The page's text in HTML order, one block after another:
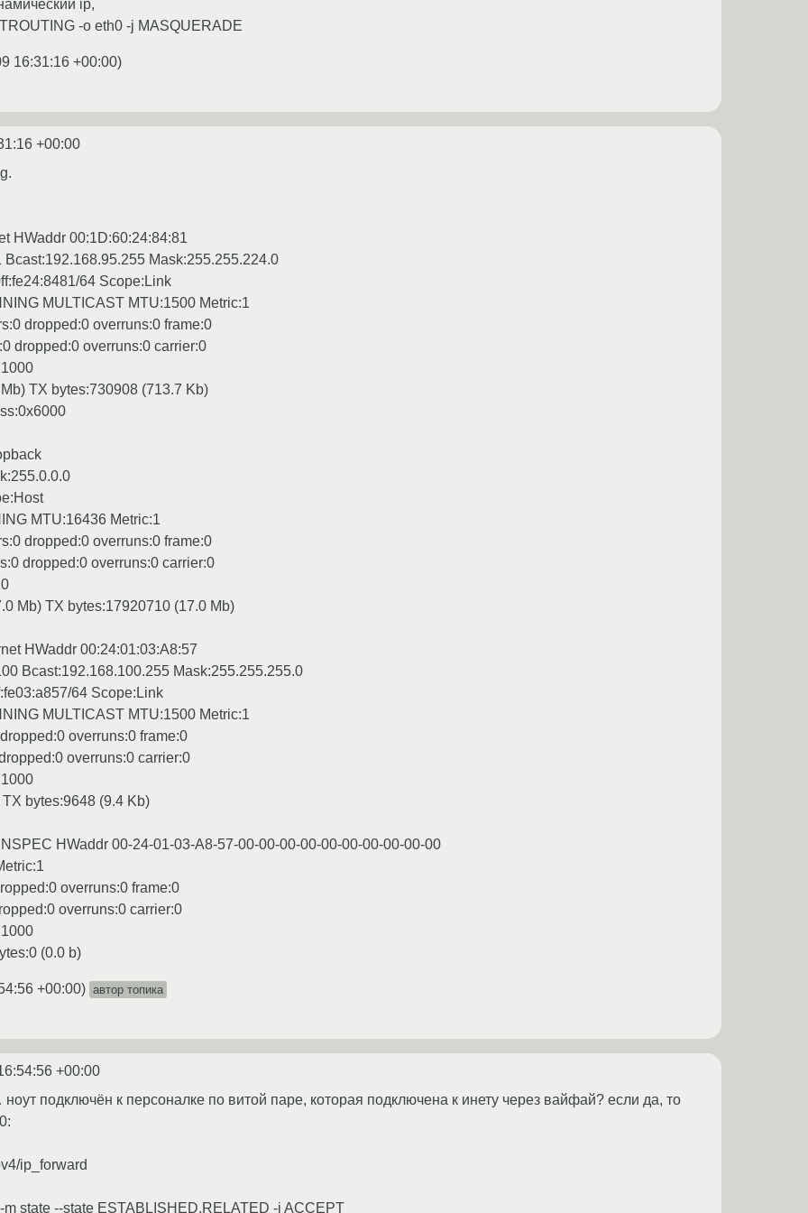
ip,
-o eth0 -j MASQUERADE
16:31:16 +00:00)
+00:00
HWaddr 00:1D:60:24:84:81
Mask:255.255.224.0
64 Scope:Link
MULTICAST MTU:1500 Metric:1
dropped:0 overruns:0 frame:0
dropped:0 overruns:0 carrier:0
TX bytes:730908 (713.7 Kb)
MTU:16436 Metric:1
dropped:0 overruns:0 frame:0
dropped:0 overruns:0 carrier:0
Mb) TX bytes:17920710 (17.0 Mb)
HWaddr 00:24:01:03:A8:57
Bcast:192.168.100.255 Mask:255.255.255.0
64 Scope:Link
MULTICAST MTU:1500 Metric:1
overruns:0 frame:0
overruns:0 carrier:0
bytes:9648 (9.4 Kb)
HWaddr 00-24-01-03-A8-57-00-00-00-00-00-00-00-00-00-00
overruns:0 frame:0
overruns:0 carrier:0
(0.0 b)
+00:00) автор топика
+00:00
подключён к персоналке по витой паре, которая подключена к инету через вайфай? если да, то
ip_forward
state --state ESTABLISHED,RELATED -j ACCEPT